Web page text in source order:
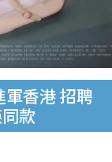
香港 招聘
款